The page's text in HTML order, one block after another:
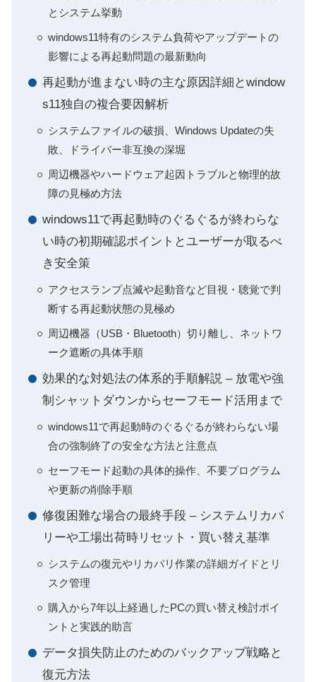
とシステム挙動
windows11特有のシステム負荷やアップデートの
影響による再起動問題の最新動向
再起動が進まない時の主な原因詳細とwindow
s11独自の複合要因解析
システムファイルの破損、Windows Updateの失
敗、ドライバー非互換の深堀
周辺機器やハードウェア起因トラブルと物理的故
障の見極め方法
windows11で再起動時のぐるぐるが終わらな
い時の初期確認ポイントとユーザーが取るべ
き安全策
アクセスランプ点滅や起動音など目視・聴覚で判
断する再起動状態の見極め
周辺機器（USB・Bluetooth）切り離し、ネットワ
ーク遮断の具体手順
効果的な対処法の体系的手順解説 – 放電や強
制シャットダウンからセーフモード活用まで
windows11で再起動時のぐるぐるが終わらない場
合の強制終了の安全な方法と注意点
セーフモード起動の具体的操作、不要プログラム
や更新の削除手順
修復困難な場合の最終手段 – システムリカバ
リーや工場出荷時リセット・買い替え基準
システムの復元やリカバリ作業の詳細ガイドとリ
スク管理
購入から7年以上経過したPCの買い替え検討ポイ
ントと実践的助言
データ損失防止のためのバックアップ戦略と
復元方法